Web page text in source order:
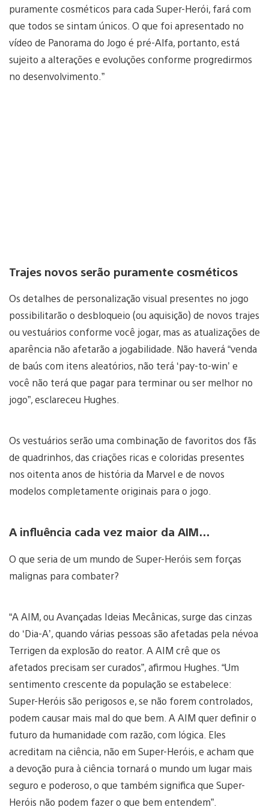
puramente cosméticos para cada Super-Herói, fará com
que todos se sintam únicos. O que foi apresentado no
vídeo de Panorama do Jogo é pré-Alfa, portanto, está
sujeito a alterações e evoluções conforme progredirmos
no desenvolvimento.”
Trajes novos serão puramente cosméticos
Os detalhes de personalização visual presentes no jogo
possibilitarão o desbloqueio (ou aquisição) de novos trajes
ou vestuários conforme você jogar, mas as atualizações de
aparência não afetarão a jogabilidade. Não haverá “venda
de baús com itens aleatórios, não terá ‘pay-to-win’ e
você não terá que pagar para terminar ou ser melhor no
jogo”, esclareceu Hughes.
Os vestuários serão uma combinação de favoritos dos fãs
de quadrinhos, das criações ricas e coloridas presentes
nos oitenta anos de história da Marvel e de novos
modelos completamente originais para o jogo.
A influência cada vez maior da AIM…
O que seria de um mundo de Super-Heróis sem forças
malignas para combater?
“A AIM, ou Avançadas Ideias Mecânicas, surge das cinzas
do ‘Dia-A’, quando várias pessoas são afetadas pela névoa
Terrigen da explosão do reator. A AIM crê que os
afetados precisam ser curados”, afirmou Hughes. “Um
sentimento crescente da população se estabelece:
Super-Heróis são perigosos e, se não forem controlados,
podem causar mais mal do que bem. A AIM quer definir o
futuro da humanidade com razão, com lógica. Eles
acreditam na ciência, não em Super-Heróis, e acham que
a devoção pura à ciência tornará o mundo um lugar mais
seguro e poderoso, o que também significa que Super-
Heróis não podem fazer o que bem entendem”.